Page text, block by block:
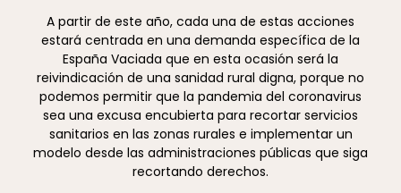
A partir de este año, cada una de estas acciones
estará centrada en una demanda específica de la
España Vaciada que en esta ocasión será la
reivindicación de una sanidad rural digna, porque no
podemos permitir que la pandemia del coronavirus
sea una excusa encubierta para recortar servicios
sanitarios en las zonas rurales e implementar un
modelo desde las administraciones públicas que siga
recortando derechos.